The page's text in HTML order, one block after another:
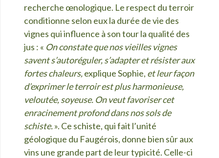
recherche œnologique. Le respect du terroir
conditionne selon eux la durée de vie des
vignes qui influence à son tour la qualité des
jus : « On constate que nos vieilles vignes
savent s’autoréguler, s’adapter et résister aux
fortes chaleurs,explique Sophie, et leur façon
d’exprimer le terroir est plus harmonieuse,
veloutée, soyeuse. On veut favoriser cet
enracinement profond dans nos sols de
schiste.». Ce schiste, qui fait l’unité
géologique du Faugérois, donne bien sûr aux
vins une grande part de leur typicité. Celle-ci